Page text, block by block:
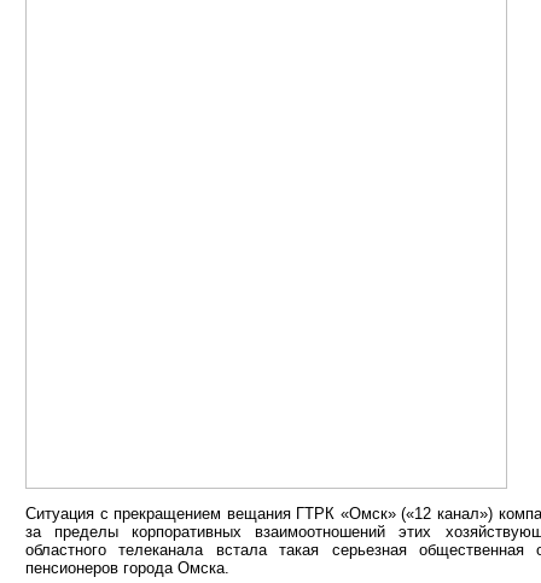
Ситуация с прекращением вещания ГТРК «Омск» («12 канал»)
за пределы корпоративных взаимоотношений этих
областного телеканала встала такая серьезная
пенсионеров города Омска.